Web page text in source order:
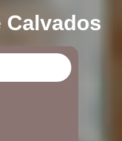
Calvados